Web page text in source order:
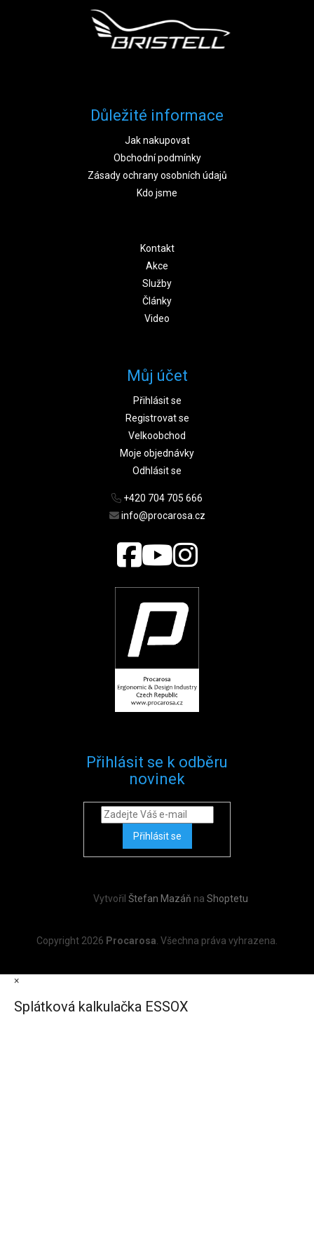
Důležité informace
Jak nakupovat
Obchodní podmínky
Zásady ochrany osobních údajů
Kdo jsme
Kontakt
Akce
Služby
Články
Video
Můj účet
Přihlásit se
Registrovat se
Velkoobchod
Moje objednávky
Odhlásit se
+420 704 705 666
info@procarosa.cz
Přihlásit se k odběru
novinek
Přihlásit se
Vytvořil Štefan Mazáň na Shoptetu
Copyright 2026 Procarosa . Všechna práva vyhrazena.
×
Splátková kalkulačka ESSOX